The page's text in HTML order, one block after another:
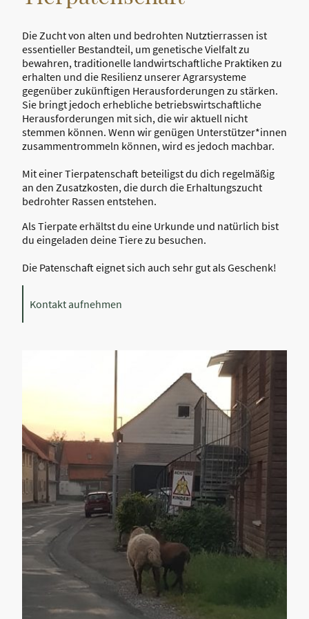
Die Zucht von alten und bedrohten Nutztierrassen ist
essentieller Bestandteil, um genetische Vielfalt zu
bewahren, traditionelle landwirtschaftliche Praktiken zu
erhalten und die Resilienz unserer Agrarsysteme
gegenüber zukünftigen Herausforderungen zu stärken.
Sie bringt jedoch erhebliche betriebswirtschaftliche
Herausforderungen mit sich, die wir aktuell nicht
stemmen können. Wenn wir genügen Unterstützer*innen
zusammentrommeln können, wird es jedoch machbar.
Mit einer Tierpatenschaft beteiligst du dich regelmäßig
an den Zusatzkosten, die durch die Erhaltungszucht
bedrohter Rassen entstehen.
Als Tierpate erhältst du eine Urkunde und natürlich bist
du eingeladen deine Tiere zu besuchen.
Die Patenschaft eignet sich auch sehr gut als Geschenk!
Kontakt aufnehmen